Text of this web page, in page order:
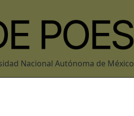
Nacional Autónoma de México